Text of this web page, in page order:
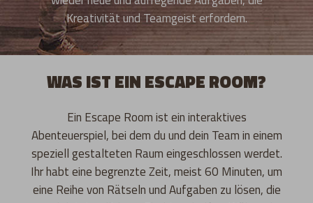
Kreativität und Teamgeist erfordern.
WAS IST EIN ESCAPE ROOM?
Ein Escape Room ist ein interaktives
Abenteuerspiel, bei dem du und dein Team in einem
speziell gestalteten Raum eingeschlossen werdet.
Ihr habt eine begrenzte Zeit, meist 60 Minuten, um
eine Reihe von Rätseln und Aufgaben zu lösen, die